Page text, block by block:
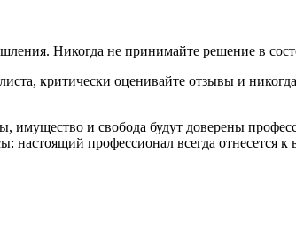
Никогда не принимайте решение в
критически оценивайте отзывы и
и свобода будут доверены
настоящий профессионал всегда отнесется